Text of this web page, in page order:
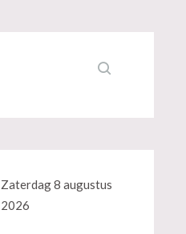
Zaterdag 8 augustus
2026